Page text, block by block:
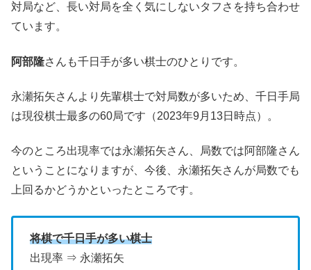
対局など、長い対局を全く気にしないタフさを持ち合わせ
ています。
阿部隆さんも千日手が多い棋士のひとりです。
永瀬拓矢さんより先輩棋士で対局数が多いため、千日手局
は現役棋士最多の60局です（2023年9月13日時点）。
今のところ出現率では永瀬拓矢さん、局数では阿部隆さん
ということになりますが、今後、永瀬拓矢さんが局数でも
上回るかどうかといったところです。
将棋で千日手が多い棋士
出現率 ⇒ 永瀬拓矢